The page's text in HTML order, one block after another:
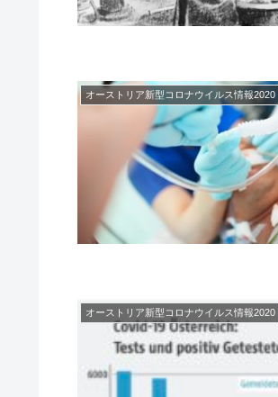
オーストリア新型コロナウイルス情報2020
オーストリア新型コロナウイルス情報2020